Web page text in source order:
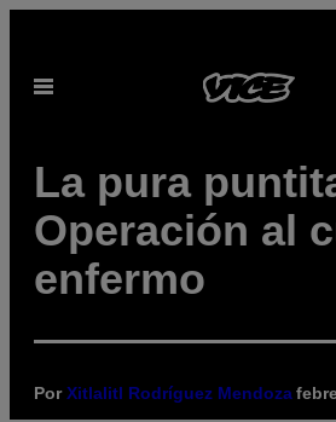
contenido
Abrir
La pura
Operación al
enfermo
PorXitlalitl Rodríguez Mendoza